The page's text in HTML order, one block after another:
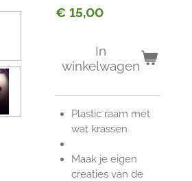
€ 15,00
In
winkelwagen
Plastic raam met
wat krassen
Maak je eigen
creaties van de